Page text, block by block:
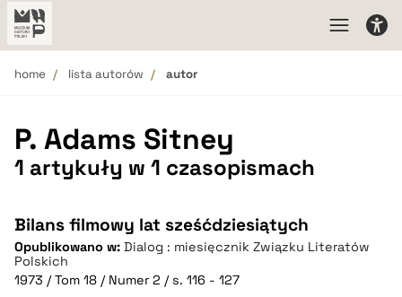
home lista autorów autor
P. Adams Sitney
1 artykuły w 1 czasopismach
Bilans filmowy lat sześćdziesiątych
Opublikowano w: Dialog : miesięcznik Związku Literatów
Polskich
1973 / Tom 18 / Numer 2 / s. 116 - 127